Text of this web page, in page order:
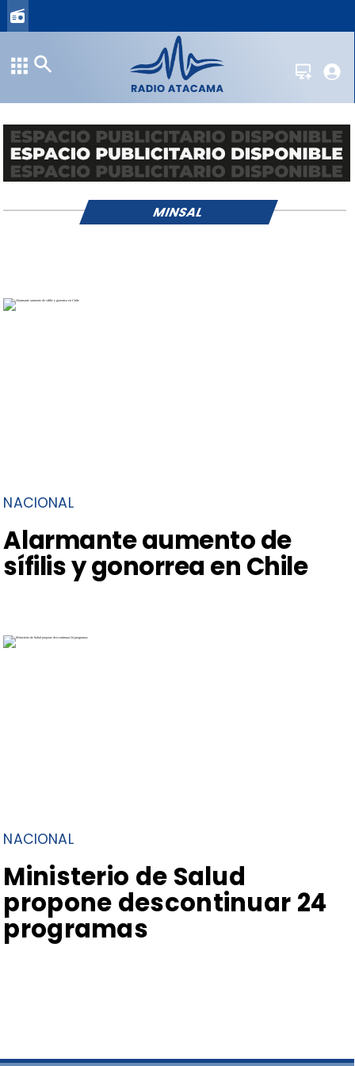
NACIONAL
Alarmante aumento de
sífilis y gonorrea en Chile
NACIONAL
Ministerio de Salud
propone descontinuar 24
programas
MINSAL